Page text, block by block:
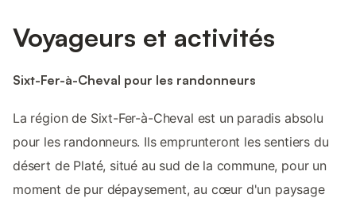
Voyageurs et activités
Sixt-Fer-à-Cheval pour les randonneurs
La région de Sixt-Fer-à-Cheval est un paradis absolu
pour les randonneurs. Ils emprunteront les sentiers du
désert de Platé, situé au sud de la commune, pour un
moment de pur dépaysement, au cœur d'un paysage